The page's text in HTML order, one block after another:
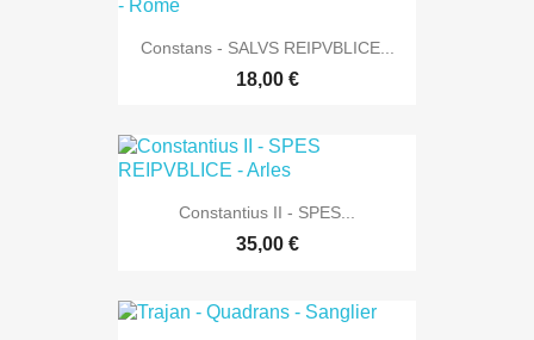
Constans - SALVS REIPVBLICE...
18,00 €
Constantius II - SPES...
35,00 €